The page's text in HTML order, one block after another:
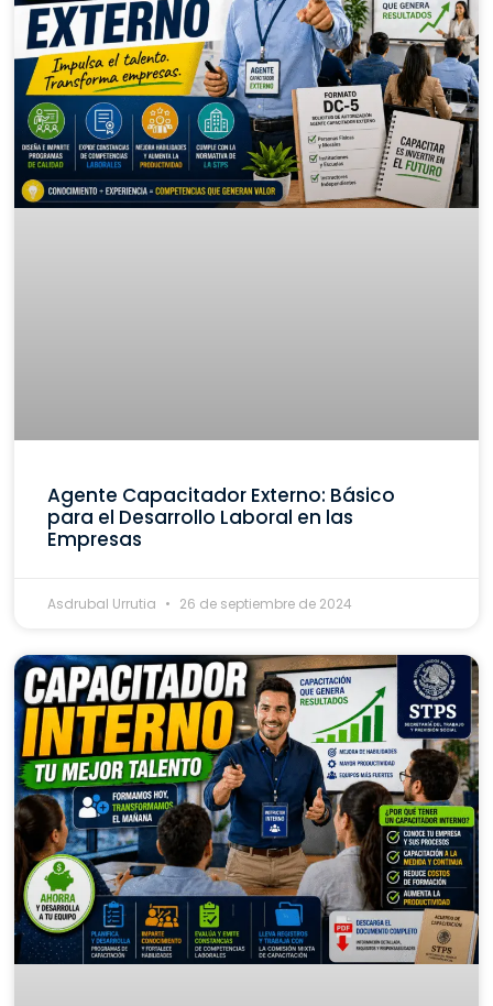
Agente Capacitador Externo: Básico
para el Desarrollo Laboral en las
Empresas
Asdrubal Urrutia 26 de septiembre de 2024